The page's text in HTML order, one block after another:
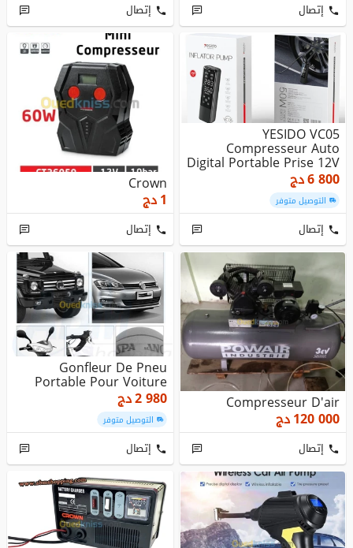
إتصال إتصال
YESIDO VC05
Compresseur Auto
Digital Portable Prise 12V
Pneu Ballon
6 800دج
التوصيل متوفر
إتصال
Crown
1دج
إتصال
Compresseur D'air
120 000دج
إتصال
Gonfleur De Pneu
Portable Pour Voiture
2 980دج
التوصيل متوفر
إتصال